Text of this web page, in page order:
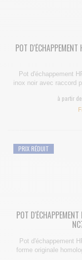
POT
Pot d'échappement
inox noir avec raccord
à partir de
PRIX RÉDUIT
POT
Pot d'échappement
forme originale